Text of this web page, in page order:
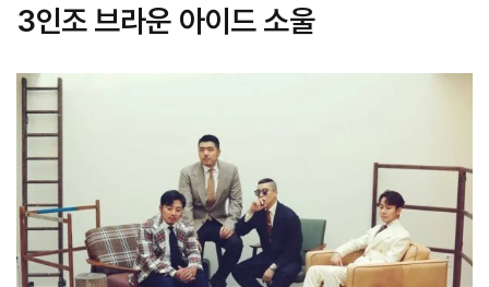
3인조 브라운 아이드 소울